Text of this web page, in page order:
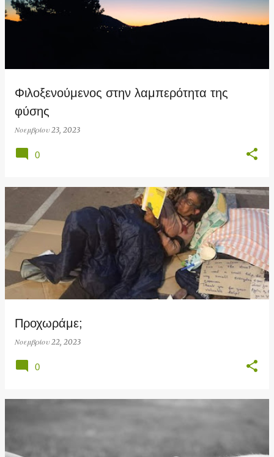
Φιλοξενούμενος στην λαμπερότητα της
φύσης
Νοεμβρίου 23, 2023
0
Προχωράμε;
Νοεμβρίου 22, 2023
0